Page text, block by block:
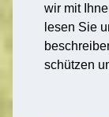
wir mit
lesen Sie
schützen